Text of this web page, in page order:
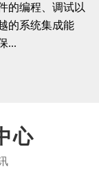
的编程、调试以
的系统集成能
...
心